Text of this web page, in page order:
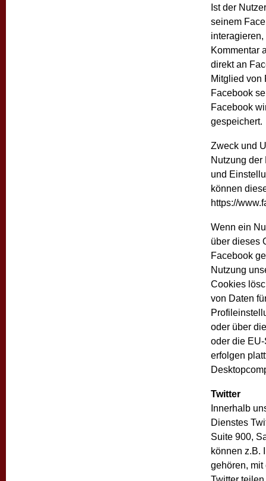
Ist der
seinem
Kommentar
direkt an
Mitglied von
Facebook
Facebook
gespeichert.
Zweck und
Nutzung
und
können
https://
Wenn ein
über dieses
Facebook
Nutzung
Cookies
von Daten
oder über
oder die
erfolgen
Twitter
Innerhalb
Dienstes
Suite 900,
können z.B.
gehören,